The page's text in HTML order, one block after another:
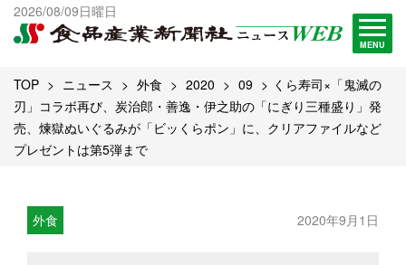
2026/08/09日曜日
MENU
出版物一覧へ
試読・購読申し込み
TOP ニュース 外食 2020 09
くら寿司×「鬼滅の
刃」コラボ再び、炭治郎・善逸・伊之助の「にぎり三種盛り」発
売、煉獄ぬいぐるみが「ビッくらポン」に、クリアファイルなど
プレゼントは第5弾まで
外食 2020年9月1日